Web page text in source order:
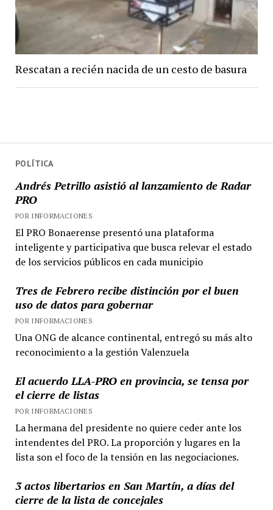
POLÍTICA
Andrés Petrillo asistió al lanzamiento de Radar
PRO
POR INFORMACIONES
El PRO Bonaerense presentó una plataforma
inteligente y participativa que busca relevar el estado
de los servicios públicos en cada municipio
Tres de Febrero recibe distinción por el buen
uso de datos para gobernar
POR INFORMACIONES
Una ONG de alcance continental, entregó su más alto
reconocimiento a la gestión Valenzuela
El acuerdo LLA-PRO en provincia, se tensa por
el cierre de listas
POR INFORMACIONES
La hermana del presidente no quiere ceder ante los
intendentes del PRO. La proporción y lugares en la
lista son el foco de la tensión en las negociaciones.
3 actos libertarios en San Martín, a días del
cierre de la lista de concejales
Rescatan a recién nacida de un cesto de basura